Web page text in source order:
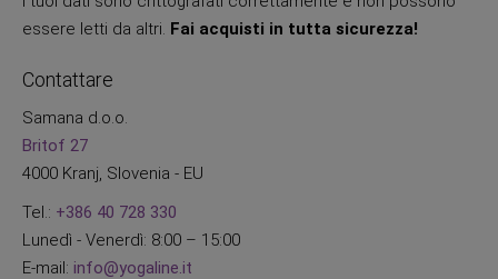
essere letti da altri. Fai acquisti in tutta sicurezza!
Contattare
Samana d.o.o.
Britof 27
4000 Kranj, Slovenia - EU
Tel.: +386 40 728 330
Lunedì - Venerdì: 8:00 – 15:00
E-mail: info@yogaline.it